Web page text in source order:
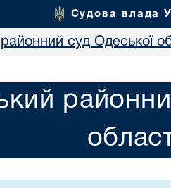
Судова влада
районний суд Одеської